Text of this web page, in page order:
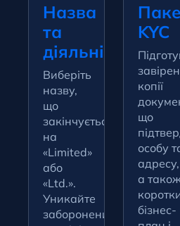
Назва
та
діяльність
Виберіть
назву,
що
закінчується
на
«Limited»
або
«Ltd.».
Уникайте
заборонених
KYC
копії
що
особу
адресу,
а також
бізнес-